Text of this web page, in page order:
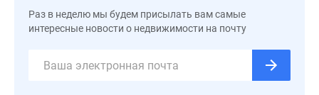
ПоискРаз в неделю мы будем присылать вам самые
интересные новости о недвижимости на почту